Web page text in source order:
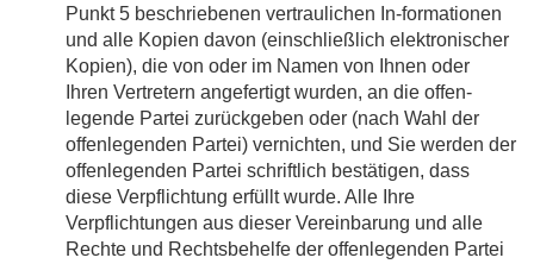
Punkt 5 beschriebenen vertraulichen In-formationen
und alle Kopien davon (einschließlich elektronischer
Kopien), die von oder im Namen von Ihnen oder
Ihren Vertretern angefertigt wurden, an die offen-
legende Partei zurückgeben oder (nach Wahl der
offenlegenden Partei) vernichten, und Sie werden der
offenlegenden Partei schriftlich bestätigen, dass
diese Verpflichtung erfüllt wurde. Alle Ihre
Verpflichtungen aus dieser Vereinbarung und alle
Rechte und Rechtsbehelfe der offenlegenden Partei